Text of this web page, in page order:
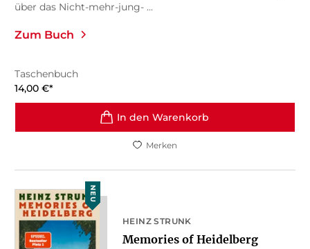
über das Nicht-mehr-jung- ...
Zum Buch
Taschenbuch
14,00 €*
In den Warenkorb
Merken
NEU
HEINZ STRUNK
Memories of Heidelberg